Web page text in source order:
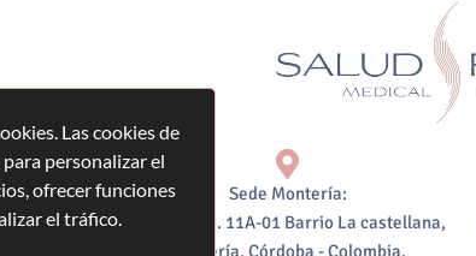
Las cookies de
personalizar el
ofrecer funciones
el tráfico.
517 Edificio
Bogotá,
Sede Montería:
Calle 60 No. 11A-01 Barrio La castellana,
Montería, Córdoba - Colombia.